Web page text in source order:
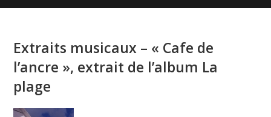
Extraits musicaux – « Cafe de
l’ancre », extrait de l’album La
plage